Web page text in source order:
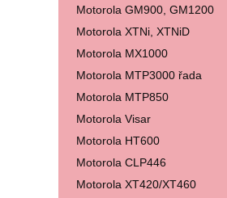
Motorola GM900, GM1200
Motorola XTNi, XTNiD
Motorola MX1000
Motorola MTP3000 řada
Motorola MTP850
Motorola Visar
Motorola HT600
Motorola CLP446
Motorola XT420/XT460